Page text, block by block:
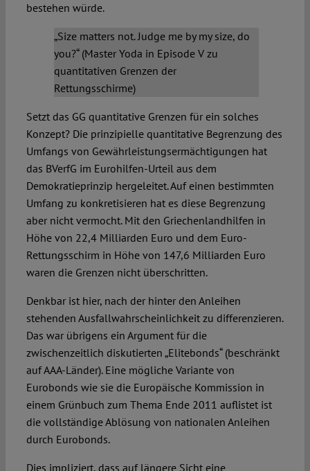
bestehen würde.
„Size matters not. Judge me by my size, do
you?“ (Master Yoda in Episode V zu
quantitativen Grenzen der
Rettungsschirme)
Setzt das GG quantitative Grenzen für ein solches
Konzept? Die prinzipielle quantitative Begrenzung des
Umfangs von Gewährleistungsermächtigungen hat
das BVerfG im Eurohilfen-Urteil aus dem
Demokratieprinzip hergeleitet. Auf einen bestimmten
Umfang zu konkretisieren hat es diese Begrenzung
aber nicht vermocht. Mit den Griechenlandhilfen in
Höhe von 22,4 Milliarden Euro und dem Euro-
Rettungsschirm in Höhe von 147,6 Milliarden Euro
waren die Grenzen nicht überschritten.
Denkbar ist hier, nach der hinter den Anleihen
stehenden Ausfallwahrscheinlichkeit zu differenzieren.
Das war übrigens ein Argument für die
zwischenzeitlich diskutierten „Elitebonds“ (beschränkt
auf AAA-Länder). Eine mögliche Variante von
Eurobonds wie sie die Europäische Kommission in
einem Grünbuch zum Thema Ende 2011 auflistet ist
die vollständige Ablösung von nationalen Anleihen
durch Eurobonds.
Dies impliziert, dass auf längere Sicht eine